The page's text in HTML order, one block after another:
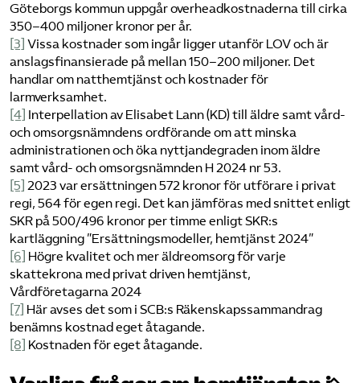
Göteborgs kommun uppgår overheadkostnaderna till cirka
350–400 miljoner kronor per år.
[3] Vissa kostnader som ingår ligger utanför LOV och är
anslagsfinansierade på mellan 150–200 miljoner. Det
handlar om natthemtjänst och kostnader för
larmverksamhet.
[4] Interpellation av Elisabet Lann (KD) till äldre samt vård-
och omsorgsnämndens ordförande om att minska
administrationen och öka nyttjandegraden inom äldre
samt vård- och omsorgsnämnden H 2024 nr 53.
[5] 2023 var ersättningen 572 kronor för utförare i privat
regi, 564 för egen regi. Det kan jämföras med snittet enligt
SKR på 500/496 kronor per timme enligt SKR:s
kartläggning ”Ersättningsmodeller, hemtjänst 2024”
[6] Högre kvalitet och mer äldreomsorg för varje
skattekrona med privat driven hemtjänst,
Vårdföretagarna 2024
[7] Här avses det som i SCB:s Räkenskapssammandrag
benämns kostnad eget åtagande.
[8] Kostnaden för eget åtagande.